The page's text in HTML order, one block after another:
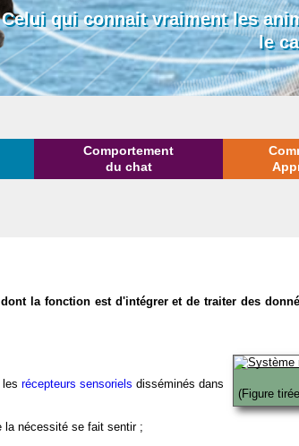
Celui qui connait vraiment les
le
Comportement
du chat
la fonction est d'intégrer et de traiter des
(Figure
les récepteurs sensoriels disséminés dans
la nécessité se fait sentir ;